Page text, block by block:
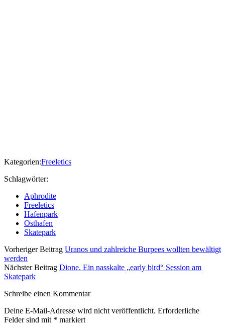
Kategorien:Freeletics
Schlagwörter:
Aphrodite
Freeletics
Hafenpark
Osthafen
Skatepark
Vorheriger Beitrag Uranos und zahlreiche Burpees wollten bewältigt
werden
Nächster Beitrag Dione. Ein nasskalte „early bird“ Session am
Skatepark
Schreibe einen Kommentar
Deine E-Mail-Adresse wird nicht veröffentlicht. Erforderliche
Felder sind mit * markiert